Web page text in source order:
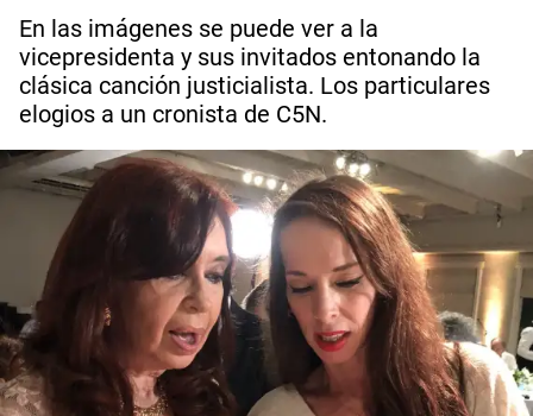
En las imágenes se puede ver a la
vicepresidenta y sus invitados entonando la
clásica canción justicialista. Los particulares
elogios a un cronista de C5N.